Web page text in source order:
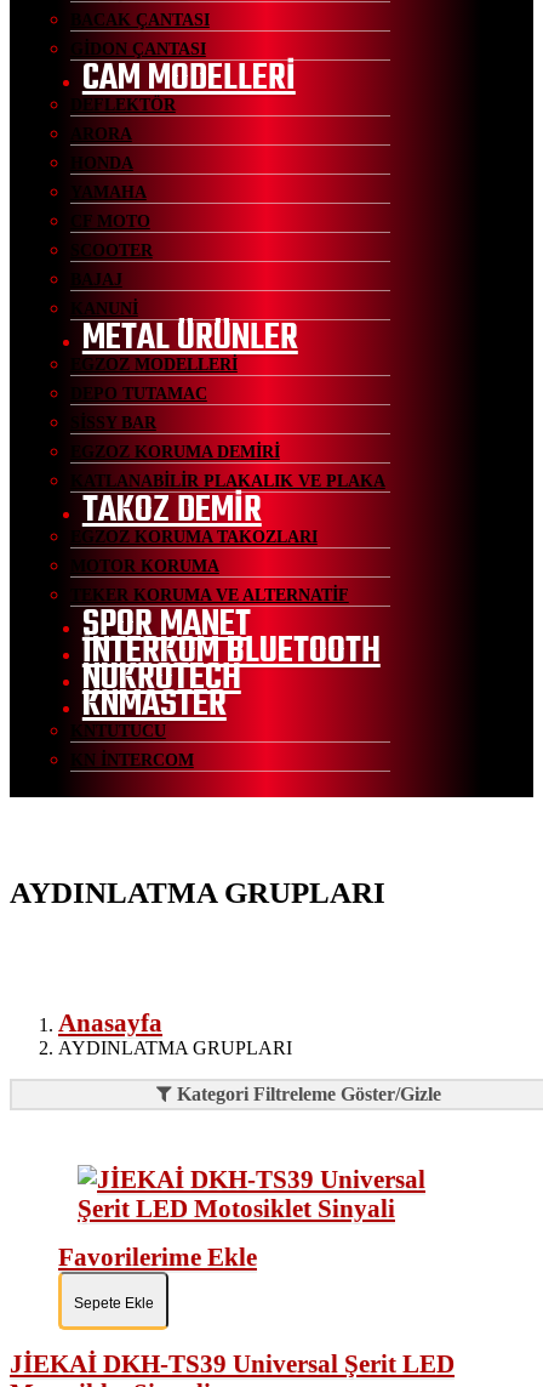
BACAK ÇANTASI
GİDON ÇANTASI
CAM MODELLERİ
DEFLEKTÖR
ARORA
HONDA
YAMAHA
CF MOTO
SCOOTER
BAJAJ
KANUNİ
METAL ÜRÜNLER
EGZOZ MODELLERİ
DEPO TUTAMAC
SİSSY BAR
EGZOZ KORUMA DEMİRİ
KATLANABİLİR PLAKALIK VE PLAKA
TAKOZ DEMİR
EGZOZ KORUMA TAKOZLARI
MOTOR KORUMA
TEKER KORUMA VE ALTERNATİF
SPOR MANET
İNTERKOM BLUETOOTH
NUKROTECH
KNMASTER
KNTUTUCU
KN İNTERCOM
AYDINLATMA GRUPLARI
Anasayfa
AYDINLATMA GRUPLARI
Kategori Filtreleme Göster/Gizle
Favorilerime Ekle
Sepete Ekle
JİEKAİ DKH-TS39 Universal Şerit LED